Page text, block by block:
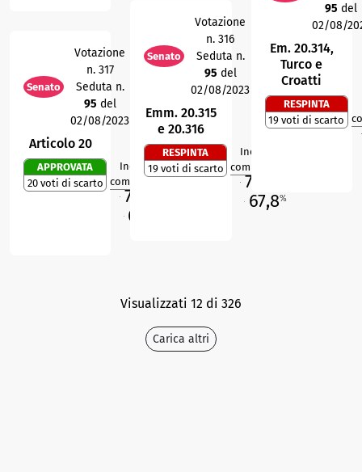
Senato
Votazione
n. 317
Seduta n.
95 del
02/08/2023
Articolo 20
APPROVATA
20 voti di scarto
Indice di
compattezza
74,6
65,5
6
Senato
Votazione
n. 316
Seduta n.
95 del
02/08/2023
Emm. 20.315
e 20.316
RESPINTA
19 voti di scarto
Indice di
compattezza
74,6
67,8%
95 del
02/08/
Em. 20.314,
Turco e
Croatti
RESPINTA
19 voti di scarto
Visualizzati 12 di 326
Carica altri